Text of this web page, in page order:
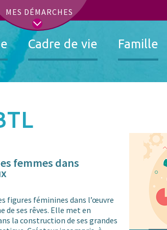
MES DÉMARCHES
Cadre de vie Famille
femmes dans
figures féminines dans l’œuvre
ses rêves. Elle met en
la construction de ses grandes